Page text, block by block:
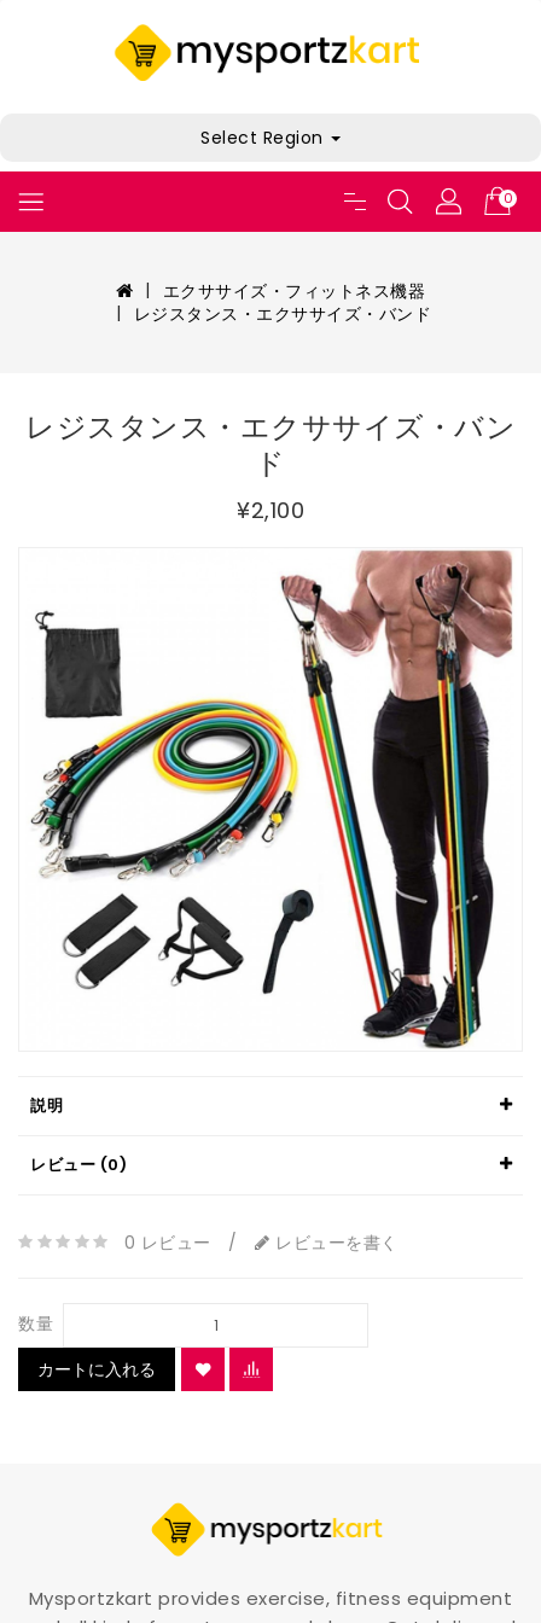
Select Region
0
エクササイズ・フィットネス機器
レジスタンス・エクササイズ・バンド
レジスタンス・エクササイズ・バン
ド
¥2,100
説明
レビュー (0)
0 レビュー / レビューを書く
数量
カートに入れる
Mysportzkart provides exercise, fitness equipment